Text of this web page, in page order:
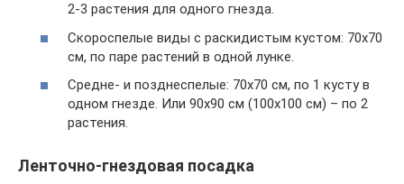
2-3 растения для одного гнезда.
Скороспелые виды с раскидистым кустом: 70х70
см, по паре растений в одной лунке.
Средне- и позднеспелые: 70х70 см, по 1 кусту в
одном гнезде. Или 90х90 см (100х100 см) – по 2
растения.
Ленточно-гнездовая посадка